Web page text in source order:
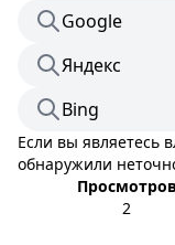
Google
Яндекс
Bing
Если вы являетесь
обнаружили
Просмотров
2